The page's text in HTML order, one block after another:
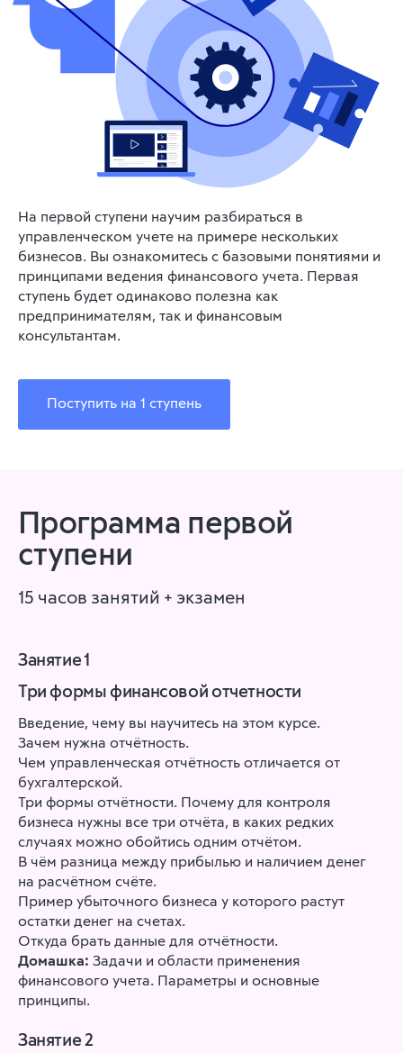
На первой ступени научим разбираться в
управленческом учете на примере нескольких
бизнесов. Вы ознакомитесь с базовыми понятиями и
принципами ведения финансового учета. Первая
ступень будет одинаково полезна как
предпринимателям, так и финансовым
консультантам.
Поступить на 1 ступень
Программа первой
ступени
15 часов занятий + экзамен
Занятие 1
Три формы финансовой отчетности
Введение, чему вы научитесь на этом курсе.
Зачем нужна отчётность.
Чем управленческая отчётность отличается от
бухгалтерской.
Три формы отчётности. Почему для контроля
бизнеса нужны все три отчёта, в каких редких
случаях можно обойтись одним отчётом.
В чём разница между прибылью и наличием денег
на расчётном счёте.
Пример убыточного бизнеса у которого растут
остатки денег на счетах.
Откуда брать данные для отчётности.
Домашка: Задачи и области применения
финансового учета. Параметры и основные
принципы.
Занятие 2